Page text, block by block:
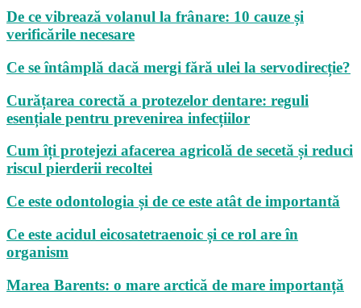
De ce vibrează volanul la frânare: 10 cauze și
verificările necesare
Ce se întâmplă dacă mergi fără ulei la servodirecție?
Curățarea corectă a protezelor dentare: reguli
esențiale pentru prevenirea infecțiilor
Cum îți protejezi afacerea agricolă de secetă și reduci
riscul pierderii recoltei
Ce este odontologia și de ce este atât de importantă
Ce este acidul eicosatetraenoic și ce rol are în
organism
Marea Barents: o mare arctică de mare importanță